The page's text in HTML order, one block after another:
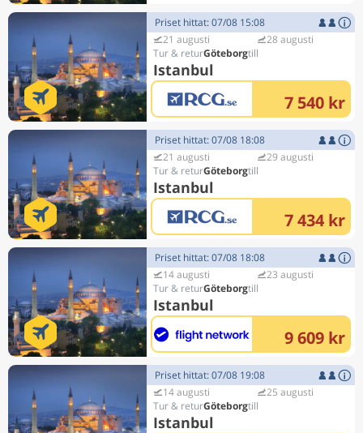
Priset hittat: 07/08 15:08
21 augusti
Göteborg
Istanbul
28 augusti
7 540 kr
Priset hittat: 07/08 18:08
21 augusti
Göteborg
Istanbul
29 augusti
7 434 kr
Priset hittat: 07/08 18:08
14 augusti
Göteborg
Istanbul
23 augusti
9 609 kr
Priset hittat: 07/08 19:08
14 augusti
Göteborg
Istanbul
25 augusti